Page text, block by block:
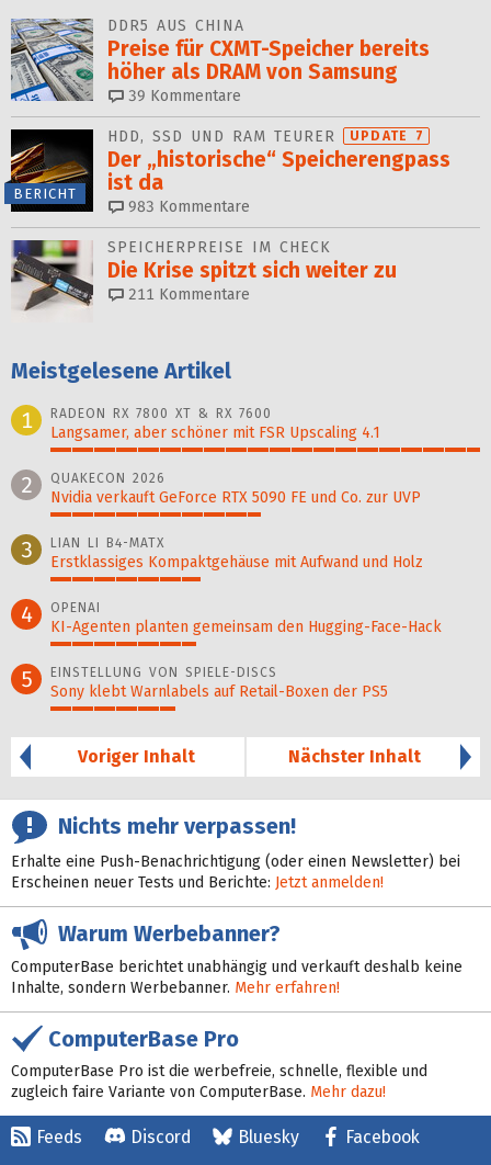
DDR5 AUS CHINA
Preise für CXMT-Speicher bereits
höher als DRAM von Samsung
39 Kommentare
BERICHT
HDD, SSD UND RAM TEURER UPDATE 7
Der „historische“ Speicher­engpass
ist da
983 Kommentare
SPEICHERPREISE IM CHECK
Die Krise spitzt sich weiter zu
211 Kommentare
Meistgelesene Artikel
1
RADEON RX 7800 XT & RX 7600
Langsamer, aber schöner mit FSR Upscaling 4.1
100%
2 QUAKECON 2026
Nvidia verkauft GeForce RTX 5090 FE und Co. zur UVP
49%
3 LIAN LI B4-MATX
Erstklassiges Kompaktgehäuse mit Aufwand und Holz
35%
4 OPENAI
KI-Agenten planten gemein­sam den Hugging-Face-Hack
34%
5 EINSTELLUNG VON SPIELE-DISCS
Sony klebt Warnlabels auf Retail-Boxen der PS5
29%
Voriger Inhalt
Nächster Inhalt
Nichts mehr verpassen!
Erhalte eine Push-Benachrichtigung (oder einen Newsletter) bei
Erscheinen neuer Tests und Berichte: Jetzt anmelden!
Warum Werbebanner?
ComputerBase berichtet unabhängig und verkauft deshalb keine
Inhalte, sondern Werbebanner. Mehr erfahren!
ComputerBase Pro
ComputerBase Pro ist die werbefreie, schnelle, flexible und
zugleich faire Variante von ComputerBase. Mehr dazu!
Feeds Discord Bluesky Facebook